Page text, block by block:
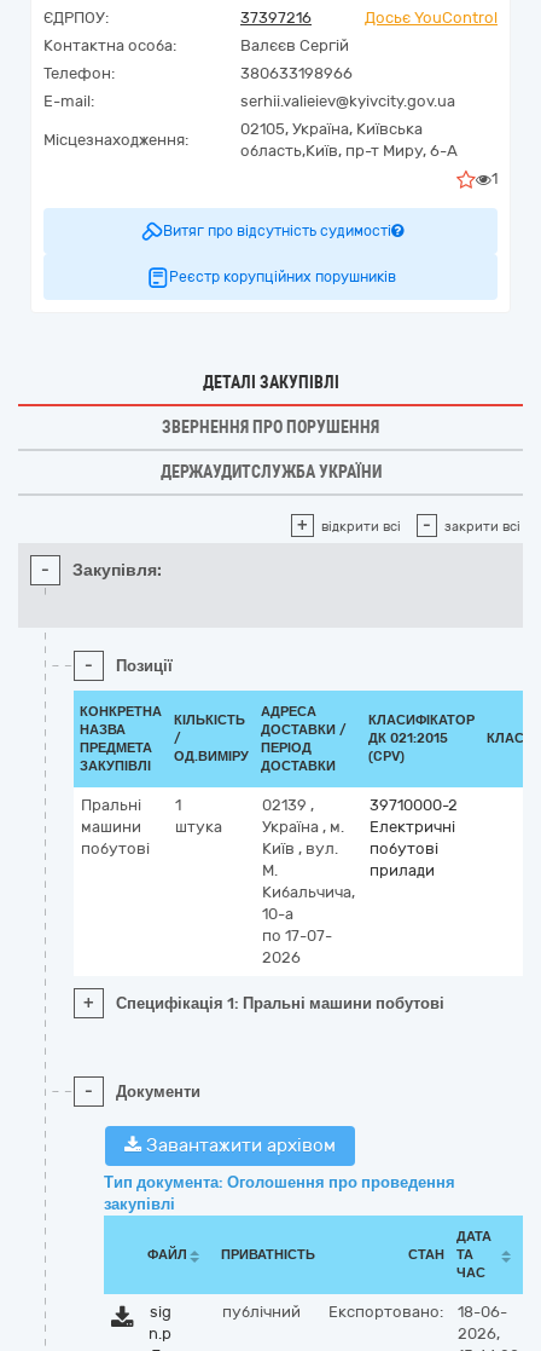
ЄДРПОУ:
37397216
Досьє YouControl
Контактна особа:
Валєєв Сергій
Телефон:
380633198966
E-mail:
serhii.valieiev@kyivcity.gov.ua
Місцезнаходження:
02105, Україна, Київська
область,Київ, пр-т Миру, 6-А
1
Витяг про відсутність судимості
Реєстр корупційних порушників
ДЕТАЛІ ЗАКУПІВЛІ
ЗВЕРНЕННЯ ПРО ПОРУШЕННЯ
ДЕРЖАУДИТСЛУЖБА УКРАЇНИ
+ відкрити всі - закрити всі
- Закупівля:
- Позиції
КОНКРЕТНА
НАЗВА
ПРЕДМЕТА
ЗАКУПІВЛІ
КІЛЬКІСТЬ
/
ОД.ВИМІРУ
АДРЕСА
ДОСТАВКИ /
ПЕРІОД
ДОСТАВКИ
КЛАСИФІКАТОР
ДК 021:2015
(CPV)
Пральні
машини
побутові
1
штука
02139 ,
Україна , м.
Київ , вул.
М.
Кибальчича,
10-а
по 17-07-
2026
39710000-2
Електричні
побутові
прилади
+ Специфікація 1: Пральні машини побутові
- Документи
Завантажити архівом
Тип документа: Оголошення про проведення
закупівлі
ФАЙЛ ПРИВАТНІСТЬ СТАН
ДАТА
ТА
ЧАС
sig
n.p
публічний Експортовано:
18-06-
2026,